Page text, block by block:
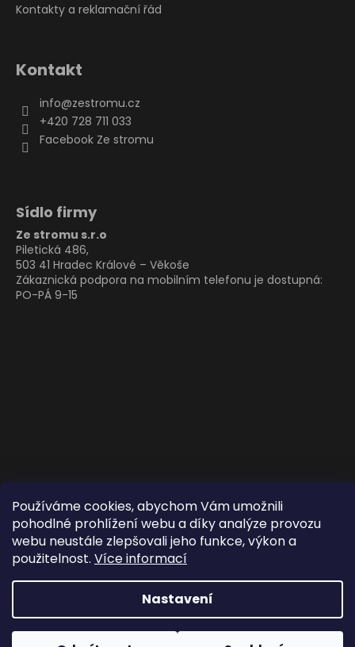
Používáme cookies, abychom Vám umožnili
pohodlné prohlížení webu a díky analýze provozu
webu neustále zlepšovali jeho funkce, výkon a
použitelnost. Více informací
Nastavení
Kontakty a reklamační řád
Kontakt
info@zestromu.cz
+420 728 711 033
Facebook Ze stromu
Sídlo firmy
Ze stromu s.r.o
Piletická 486,
503 41 Hradec Králové – Věkoše
Zákaznická podpora na mobilním telefonu je dostupná:
PO-PÁ 9-15